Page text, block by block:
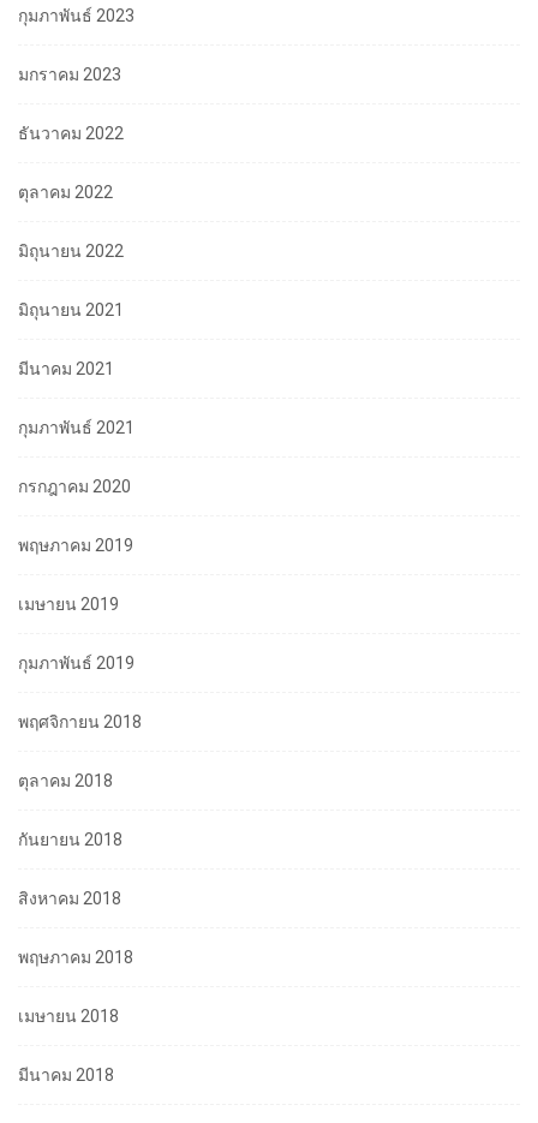
กุมภาพันธ์ 2023
มกราคม 2023
ธันวาคม 2022
ตุลาคม 2022
มิถุนายน 2022
มิถุนายน 2021
มีนาคม 2021
กุมภาพันธ์ 2021
กรกฎาคม 2020
พฤษภาคม 2019
เมษายน 2019
กุมภาพันธ์ 2019
พฤศจิกายน 2018
ตุลาคม 2018
กันยายน 2018
สิงหาคม 2018
พฤษภาคม 2018
เมษายน 2018
มีนาคม 2018